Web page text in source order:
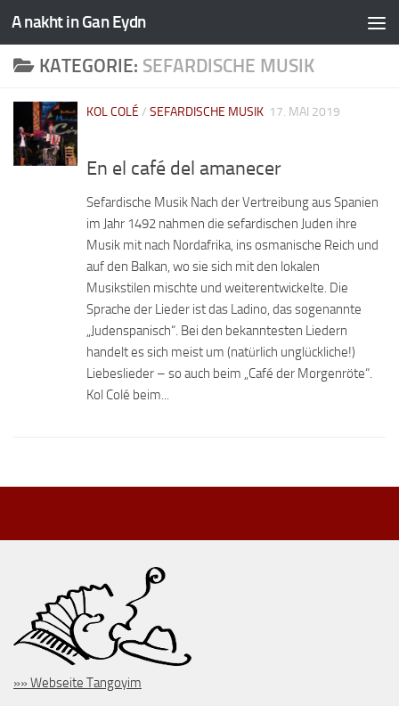
A nakht in Gan Eydn
KATEGORIE: SEFARDISCHE MUSIK
KOL COLÉ / SEFARDISCHE MUSIK 17. MAI 2019
En el café del amanecer
Sefardische Musik Nach der Vertreibung aus Spanien
im Jahr 1492 nahmen die sefardischen Juden ihre
Musik mit nach Nordafrika, ins osmanische Reich und
auf den Balkan, wo sie sich mit den lokalen
Musikstilen mischte und weiterentwickelte. Die
Sprache der Lieder ist das Ladino, das sogenannte
„Judenspanisch“. Bei den bekanntesten Liedern
handelt es sich meist um (natürlich unglückliche!)
Liebeslieder – so auch beim „Café der Morgenröte“.
Kol Colé beim...
»» Webseite Tangoyim